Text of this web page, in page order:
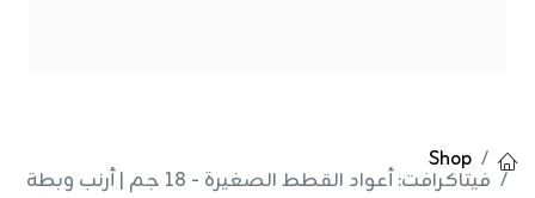
Shop
فيتاكرافت: أعواد القطط الصغيرة - 18 جم | أرنب وبطة